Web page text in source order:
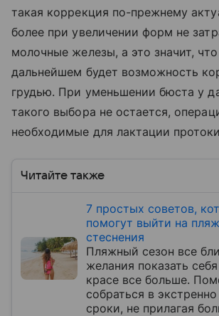
такая коррекция по-прежнему
более при увеличении форм не
молочные железы, а это значит,
дальнейшем будет возможность
грудью. При уменьшении бюста у
такого выбора не остается,
необходимые для лактации
Читайте также
7 простых советов,
помогут выйти на
стеснения
Пляжный сезон все
желания показать
красе все больше.
собраться в
сроки, не прилагая